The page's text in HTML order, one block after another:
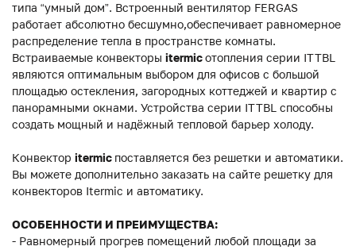
типа “умный дом”. Встроенный вентилятор FERGAS
работает абсолютно бесшумно,обеспечивает равномерное
распределение тепла в пространстве комнаты.
Встраиваемые конвекторы itermicотопления серии ITTBL
являются оптимальным выбором для офисов с большой
площадью остекления, загородных коттеджей и квартир с
панорамными окнами. Устройства серии ITTBL способны
создать мощный и надёжный тепловой барьер холоду.
Конвектор itermic поставляется без решетки и автоматики.
Вы можете дополнительно заказать на сайте решетку для
конвекторов Itermic и автоматику.
ОСОБЕННОСТИ И ПРЕИМУЩЕСТВА:
- Равномерный прогрев помещений любой площади за